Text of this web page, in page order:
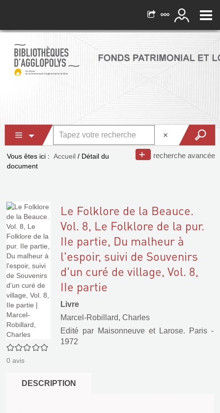
recherche avancée
Vous êtes ici : Accueil / Détail du
document
0/5
0 avis
Le Folklore de la Beauce.
Vol. 8, Le Folklore de la pur.
IIe partie, Du malheur à
l'espoir, suivi de Souvenirs
d'un curé de village, Vol. 8,
IIe partie
Livre
Marcel-Robillard, Charles
Edité par Maisonneuve et Larose. Paris -
1972
DESCRIPTION